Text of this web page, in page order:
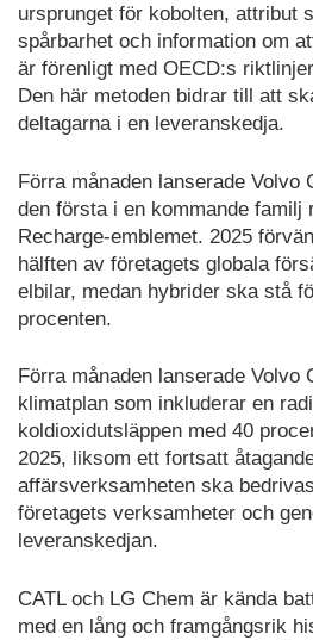
ursprunget för kobolten, attribut
spårbarhet och information om
är förenligt med OECD:s
Den här metoden bidrar till att
deltagarna i en leveranskedja.
Förra månaden lanserade Volvo
den första i en kommande familj
Recharge-emblemet. 2025
hälften av företagets globala
elbilar, medan hybrider ska stå
procenten.
Förra månaden lanserade Volvo
klimatplan som inkluderar en
koldioxidutsläppen med 40
2025, liksom ett fortsatt
affärsverksamheten ska
företagets verksamheter och
leveranskedjan.
CATL och LG Chem är kända
med en lång och framgångsrik